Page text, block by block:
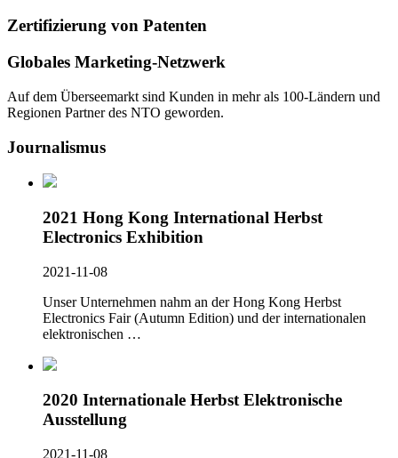
Zertifizierung von Patenten
Globales Marketing-Netzwerk
Auf dem Überseemarkt sind Kunden in mehr als 100-Ländern und
Regionen Partner des NTO geworden.
Journalismus
2021 Hong Kong International Herbst
Electronics Exhibition
2021-11-08
Unser Unternehmen nahm an der Hong Kong Herbst
Electronics Fair (Autumn Edition) und der internationalen
elektronischen …
2020 Internationale Herbst Elektronische
Ausstellung
2021-11-08